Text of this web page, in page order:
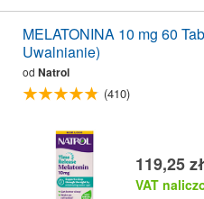
MELATONINA 10 mg 60
Uwalnianie)
od Natrol
(410)
119,25 zł
VAT